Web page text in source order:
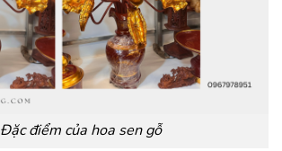
Đặc điểm của hoa sen gỗ